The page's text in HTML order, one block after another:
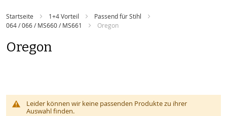
Inhalt
springen
Startseite 1+4 Vorteil
Passend für Stihl
064 / 066 / MS660 / MS661
Oregon
Oregon
Leider können wir keine passenden Produkte zu ihrer
Auswahl finden.